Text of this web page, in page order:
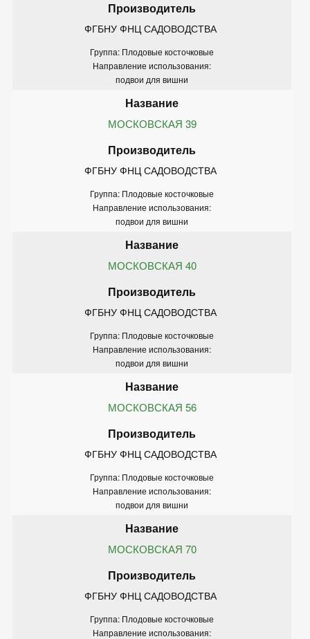
ФГБНУ ФНЦ САДОВОДСТВА
Группа: Плодовые косточковые
Направление использования:
подвои для вишни
МОСКОВСКАЯ 39
ФГБНУ ФНЦ САДОВОДСТВА
Группа: Плодовые косточковые
Направление использования:
подвои для вишни
МОСКОВСКАЯ 40
ФГБНУ ФНЦ САДОВОДСТВА
Группа: Плодовые косточковые
Направление использования:
подвои для вишни
МОСКОВСКАЯ 56
ФГБНУ ФНЦ САДОВОДСТВА
Группа: Плодовые косточковые
Направление использования:
подвои для вишни
МОСКОВСКАЯ 70
ФГБНУ ФНЦ САДОВОДСТВА
Группа: Плодовые косточковые
Направление использования: